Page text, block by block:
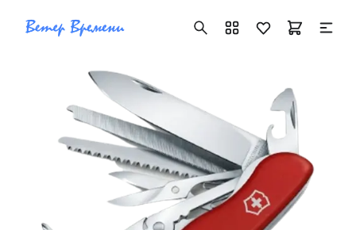
+7 ( 705 ) 181-42-50
info@vetervremeni.kz
Авторизация